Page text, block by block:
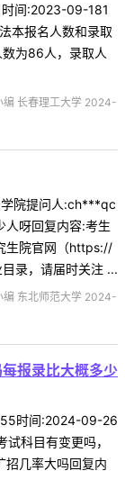
间:2023-09-181
本报名人数和录取
为86人，录取人
编 长春理工大学 2024-
学院提问人:ch***qc
呀回复内容:考生
生院官网（https://
录，请届时关注 ...
编 东北师范大学 2024-
报录比大概多少
时间:2024-09-26
科目有变更吗，
招几率大吗回复内